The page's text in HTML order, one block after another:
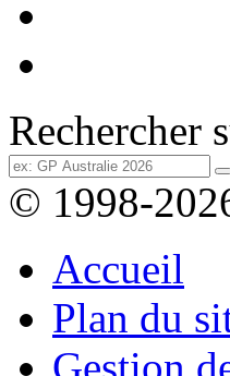
Rechercher
© 1998-
Accueil
Plan du